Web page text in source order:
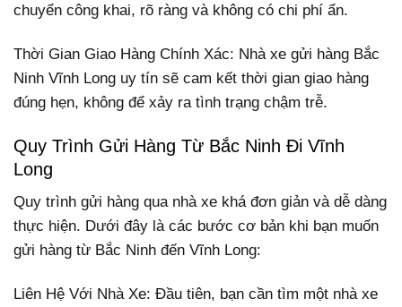
chuyển công khai, rõ ràng và không có chi phí ẩn.
Thời Gian Giao Hàng Chính Xác: Nhà xe gửi hàng Bắc
Ninh Vĩnh Long uy tín sẽ cam kết thời gian giao hàng
đúng hẹn, không để xảy ra tình trạng chậm trễ.
Quy Trình Gửi Hàng Từ Bắc Ninh Đi Vĩnh
Long
Quy trình gửi hàng qua nhà xe khá đơn giản và dễ dàng
thực hiện. Dưới đây là các bước cơ bản khi bạn muốn
gửi hàng từ Bắc Ninh đến Vĩnh Long:
Liên Hệ Với Nhà Xe: Đầu tiên, bạn cần tìm một nhà xe